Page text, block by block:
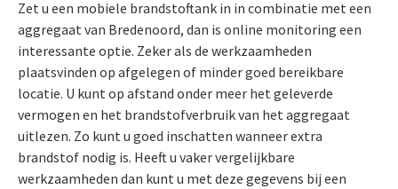
Zet u een mobiele brandstoftank in in combinatie met een
aggregaat van Bredenoord, dan is online monitoring een
interessante optie. Zeker als de werkzaamheden
plaatsvinden op afgelegen of minder goed bereikbare
locatie. U kunt op afstand onder meer het geleverde
vermogen en het brandstofverbruik van het aggregaat
uitlezen. Zo kunt u goed inschatten wanneer extra
brandstof nodig is. Heeft u vaker vergelijkbare
werkzaamheden dan kunt u met deze gegevens bij een